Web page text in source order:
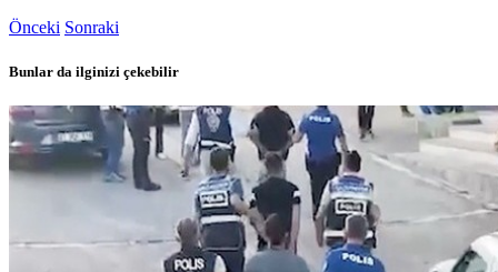
Önceki Sonraki
Bunlar da ilginizi çekebilir